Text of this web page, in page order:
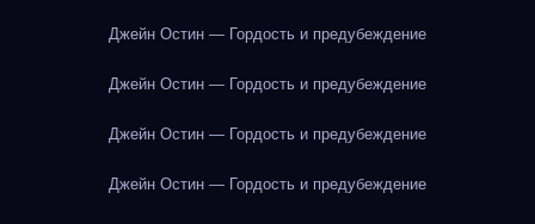
Джейн Остин — Гордость и предубеждение
Джейн Остин — Гордость и предубеждение
Джейн Остин — Гордость и предубеждение
Джейн Остин — Гордость и предубеждение